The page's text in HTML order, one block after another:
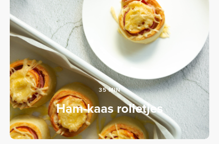
35 MIN
Ham-kaas rolletjes